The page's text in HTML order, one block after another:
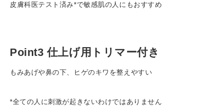
皮膚科医テスト済み*で敏感肌の人にもおすすめ
Point3 仕上げ用トリマー付き
もみあげや鼻の下、ヒゲのキワを整えやすい
*全ての人に刺激が起きないわけではありません